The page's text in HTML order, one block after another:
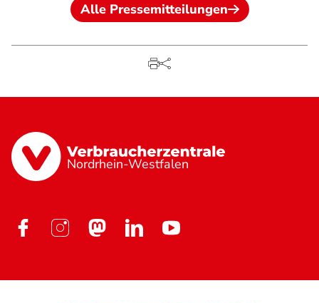
Alle Pressemitteilungen
Nordrhein-Westfalen